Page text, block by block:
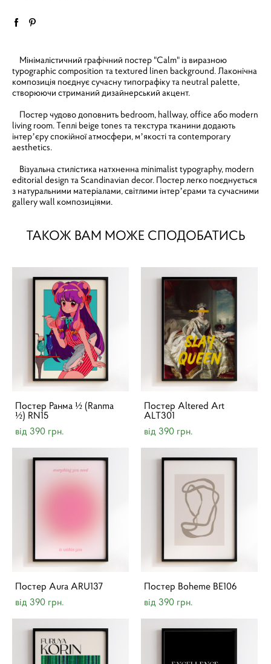
Мінімалістичний графічний постер "Calm" із виразною
typographic composition та textured linen background. Лаконічна
композиція поєднує сучасну типографіку та neutral palette,
створюючи стриманий дизайнерський акцент.
Постер чудово доповнить bedroom, hallway, office або modern
living room. Теплі beige tones та текстура тканини додають
інтерʼєру спокійної атмосфери, мʼякості та contemporary
aesthetics.
Візуальна стилістика натхненна minimalist typography, modern
editorial design та Scandinavian decor. Постер легко поєднується
з натуральними матеріалами, світлими інтерʼєрами та сучасними
gallery wall композиціями.
ТАКОЖ ВАМ МОЖЕ СПОДОБАТИСЬ
Постер Ранма ½ (Ranma
½) RN15
від 390 грн.
Постер Altered Art
ALT301
від 390 грн.
Постер Aura ARU137
від 390 грн.
Постер Boheme BE106
від 390 грн.